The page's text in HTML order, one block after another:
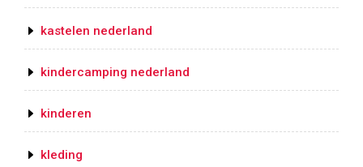
kastelen nederland
kindercamping nederland
kinderen
kleding